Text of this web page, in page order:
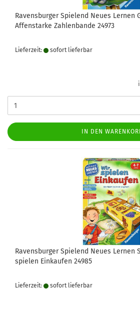
Ravensburger Spielend Neues Lernen
Affenstarke Zahlenbande 24973
Lieferzeit: sofort lie­fer­bar
IN DEN
Ravensburger Spielend Neues Lernen
spielen Einkaufen 24985
Lieferzeit: sofort lie­fer­bar